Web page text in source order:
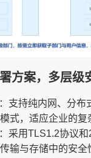
署方案，多层级
：支持纯内网、分布
式，适应企业的复
：采用TLS1.2协议
输与存储中的安全